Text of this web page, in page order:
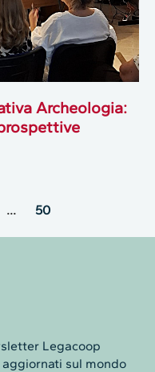
Archeologia:
… 50
Legacoop
sul mondo